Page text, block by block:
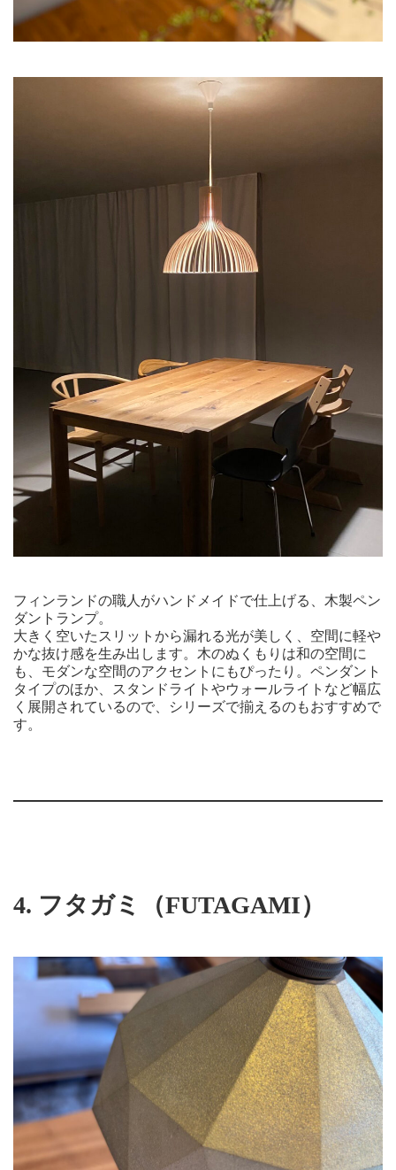
フィンランドの職人がハンドメイドで仕上げる、木製ペン
ダントランプ。
大きく空いたスリットから漏れる光が美しく、空間に軽や
かな抜け感を生み出します。木のぬくもりは和の空間に
も、モダンな空間のアクセントにもぴったり。ペンダント
タイプのほか、スタンドライトやウォールライトなど幅広
く展開されているので、シリーズで揃えるのもおすすめで
す。
4. フタガミ（FUTAGAMI）